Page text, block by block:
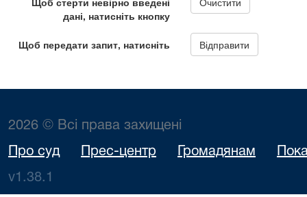
2026 © Всі права захищені
Про суд Прес-центр Громадянам
v1.38.1